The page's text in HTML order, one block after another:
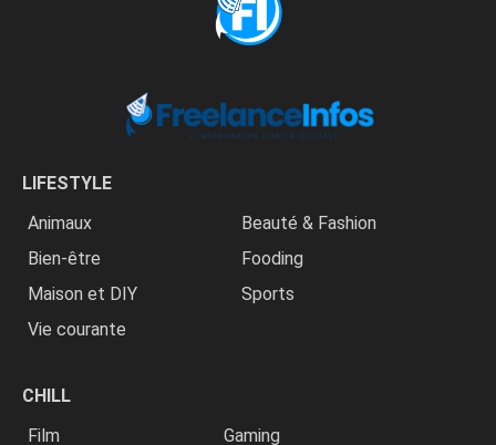
LIFESTYLE
Animaux
Beauté & Fashion
Bien-être
Fooding
Maison et DIY
Sports
Vie courante
CHILL
Film
Gaming